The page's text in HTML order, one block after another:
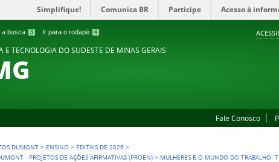
a busca 3 Ir para o rodapé 4
Simplifique! Comunica BR Participe Acesso à
E TECNOLOGIA DO SUDESTE DE MINAS GERAIS
Fale Conosco
DUMONT > ENSINO > EDITAIS DE 2026 >
- PROJETOS DE AÇÕES AFIRMATIVAS (PROEN) > MULHERES E O MUNDO DO TRABALHO: